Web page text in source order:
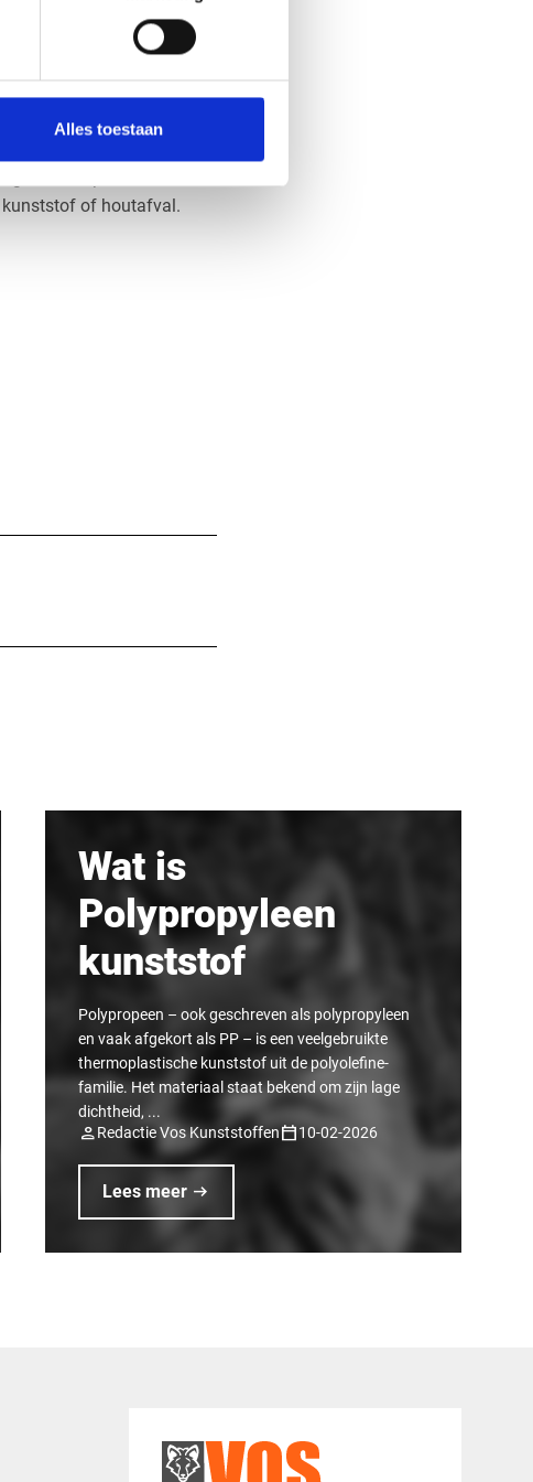
Alles toestaan
om zijn flexibiliteit,
en in diverse andere
kunststof of houtafval.
Wat is
Polypropyleen
kunststof
Polypropeen – ook geschreven als polypropyleen
en vaak afgekort als PP – is een veelgebruikte
thermoplastische kunststof uit de polyolefine-
familie. Het materiaal staat bekend om zijn lage
dichtheid, ...
personRedactie Vos Kunststoffencalendar_today10-02-2026
Lees meer arrow_right_alt